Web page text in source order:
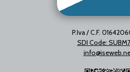
P.Iva / C.F.
SDI Code: